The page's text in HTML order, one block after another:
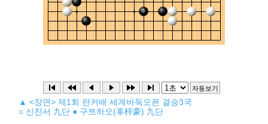
▲ <장면> 제1회 란커배 세계바둑오픈 결승3국
○ 신진서 九단 ● 구쯔하오(辜梓豪) 九단